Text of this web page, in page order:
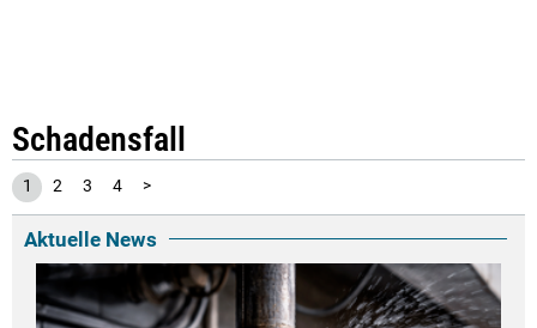
Schadensfall
1 2 3 4 >
Aktuelle News